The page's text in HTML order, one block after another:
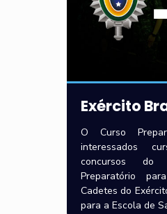
Exército
O Curso
interessados
concursos do
Preparatório
Cadetes do
para a Escola de